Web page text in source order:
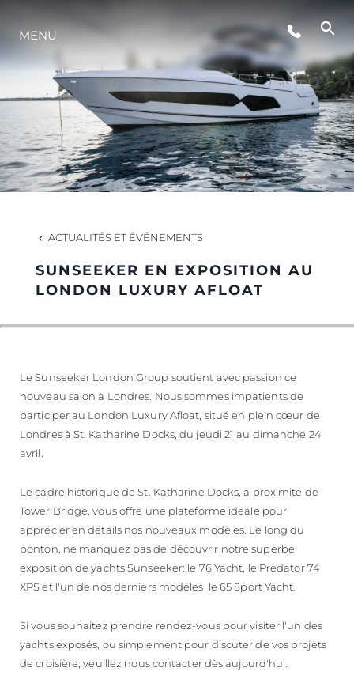
ÉVÉNEMENTS
STYLE DE VIE
L'INNOVATION
ESTIMEZ VOTRE BATEAU
MENU
ACTUALITÉS ET ÉVÉNEMENTS
SUNSEEKER EN EXPOSITION AU
LONDON LUXURY AFLOAT
Le Sunseeker London Group soutient avec passion ce
nouveau salon à Londres. Nous sommes impatients de
participer au London Luxury Afloat, situé en plein cœur de
Londres à St. Katharine Docks, du jeudi 21 au dimanche 24
avril.
Le cadre historique de St. Katharine Docks, à proximité de
Tower Bridge, vous offre une plateforme idéale pour
apprécier en détails nos nouveaux modèles. Le long du
ponton, ne manquez pas de découvrir notre superbe
exposition de yachts Sunseeker: le 76 Yacht, le Predator 74
XPS et l'un de nos derniers modèles, le 65 Sport Yacht.
Si vous souhaitez prendre rendez-vous pour visiter l'un des
yachts exposés, ou simplement pour discuter de vos projets
de croisière, veuillez nous contacter dès aujourd'hui.